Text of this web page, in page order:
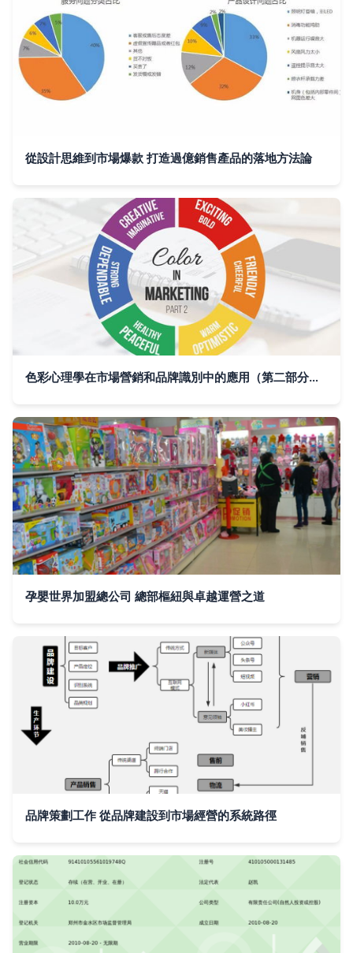
從設計思維到市場爆款 打造過億銷售產品的落地方法論
色彩心理學在市場營銷和品牌識別中的應用（第二部分） | The Application of Color Psychology in Marketing and Brand Identity (Part 2)
孕嬰世界加盟總公司 總部樞紐與卓越運營之道
品牌策劃工作 從品牌建設到市場經營的系統路徑